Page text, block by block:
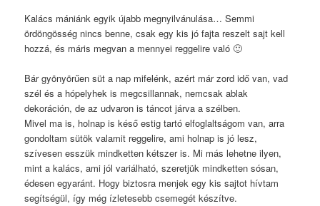
Kalács mániánk egyik újabb megnyilvánulása… Semmi
ördöngösség nincs benne, csak egy kis jó fajta reszelt sajt kell
hozzá, és máris megvan a mennyei reggelire való 🙂
Bár gyönyörűen süt a nap mifelénk, azért már zord idő van, vad
szél és a hópelyhek is megcsillannak, nemcsak ablak
dekoráción, de az udvaron is táncot járva a szélben.
Mivel ma is, holnap is késő estig tartó elfoglaltságom van, arra
gondoltam sütök valamit reggelire, ami holnap is jó lesz,
szívesen esszük mindketten kétszer is. Mi más lehetne ilyen,
mint a kalács, ami jól variálható, szeretjük mindketten sósan,
édesen egyaránt. Hogy biztosra menjek egy kis sajtot hívtam
segítségül, így még ízletesebb csemegét készítve.